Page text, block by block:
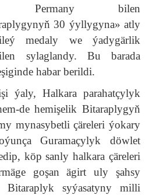
Permany bilen
30 ýyllygyna» atly
medaly we ýadygärlik
sylaglandy. Bu barada
habar berildi.
ýaly, Halkara parahatçylyk
de hemişelik Bitaraplygyň
mynasybetli çäreleri ýokary
Guramaçylyk döwlet
köp sanly halkara çäreleri
goşan ägirt uly şahsy
Bitaraplyk syýasatyny milli